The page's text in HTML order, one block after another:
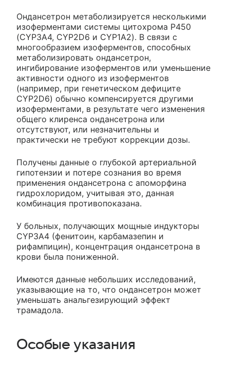
Ондансетрон метаболизируется несколькими
изоферментами системы цитохрома Р450
(CYP3A4, CYP2D6 и CYP1A2). В связи с
многообразием изоферментов, способных
метаболизировать ондансетрон,
ингибирование изоферментов или уменьшение
активности одного из изоферментов
(например, при генетическом дефиците
CYP2D6) обычно компенсируется другими
изоферментами, в результате чего изменения
общего клиренса ондансетрона или
отсутствуют, или незначительны и
практически не требуют коррекции дозы.
Получены данные о глубокой артериальной
гипотензии и потере сознания во время
применения ондансетрона с апоморфина
гидрохлоридом, учитывая это, данная
комбинация противопоказана.
У больных, получающих мощные индукторы
CYP3A4 (фенитоин, карбамазепин и
рифампицин), концентрация ондансетрона в
крови была пониженной.
Имеются данные небольших исследований,
указывающие на то, что ондансетрон может
уменьшать анальгезирующий эффект
трамадола.
Особые указания